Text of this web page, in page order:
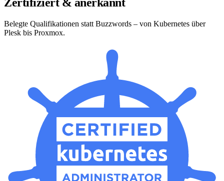
Belegte Qualifikationen statt Buzzwords – von Kubernetes über
Plesk bis Proxmox.